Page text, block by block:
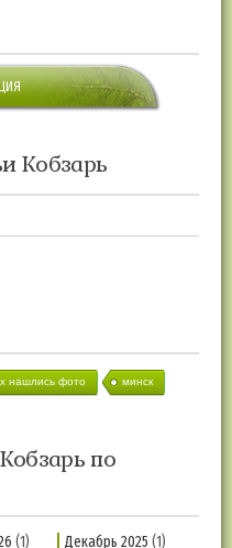
Кобзарь
нашлись фото минск
по
(1) Декабрь 2025 (1)